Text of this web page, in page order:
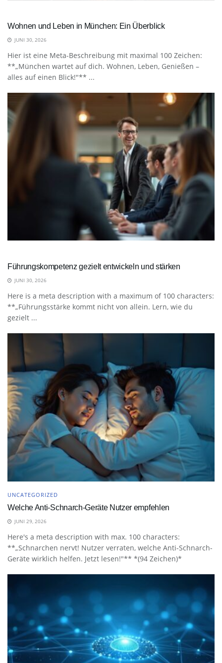
Wohnen und Leben in München: Ein Überblick
JUNI 30, 2026
Hier ist eine Meta-Beschreibung mit maximal 100 Zeichen:
**„München wartet auf dich. Wohnen, Leben, Genießen –
alles auf einen Blick!"** ...
Führungskompetenz gezielt entwickeln und stärken
JUNI 30, 2026
Here is a meta description with a maximum of 100 characters:
**„Führungsstärke kommt nicht von allein. Lern, wie du
gezielt ...
UNCATEGORIZED
Welche Anti-Schnarch-Geräte Nutzer empfehlen
JUNI 29, 2026
Here's a meta description with max. 100 characters:
**„Schnarchen nervt! Nutzer verraten, welche Anti-Schnarch-
Geräte wirklich helfen. Jetzt lesen!"** *(94 Zeichen)*